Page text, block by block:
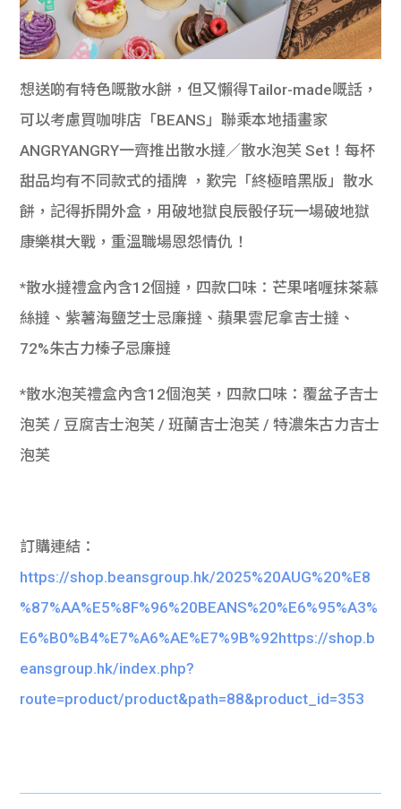
想送啲有特色嘅散水餅，但又懶得Tailor-made嘅話，
可以考慮買咖啡店「BEANS」聯乘本地插畫家
ANGRYANGRY一齊推出散水撻／散水泡芙 Set！每杯
甜品均有不同款式的插牌 ，歎完「終極暗黑版」散水
餅，記得拆開外盒，用破地獄良辰骰仔玩一場破地獄
康樂棋大戰，重溫職場恩怨情仇！
*散水撻禮盒內含12個撻，四款口味：芒果啫喱抹茶慕
絲撻、紫薯海鹽芝士忌廉撻、蘋果雲尼拿吉士撻、
72%朱古力榛子忌廉撻
*散水泡芙禮盒內含12個泡芙，四款口味：覆盆子吉士
泡芙 / 豆腐吉士泡芙 / 班蘭吉士泡芙 / 特濃朱古力吉士
泡芙
訂購連結：
https://shop.beansgroup.hk/2025%20AUG%20%E8
%87%AA%E5%8F%96%20BEANS%20%E6%95%A3%
E6%B0%B4%E7%A6%AE%E7%9B%92https://shop.b
eansgroup.hk/index.php?
route=product/product&path=88&product_id=353